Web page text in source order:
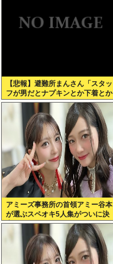
【悲報】避難所まんさん「スタッ
フが男だとナプキンとか下着とか
取りにくいの！！」
アミーズ事務所の首領アミー谷本
が選ぶスペオキ5人集がついに決
定してしまう